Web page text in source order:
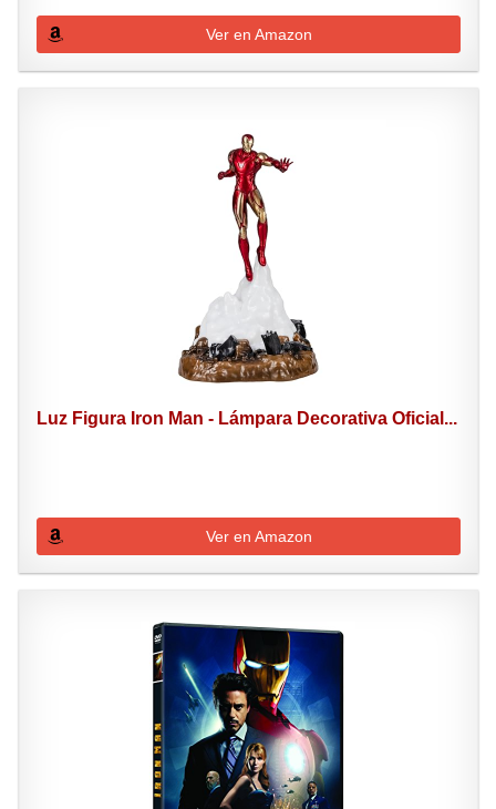
Ver en Amazon
Luz Figura Iron Man - Lámpara Decorativa Oficial...
Ver en Amazon